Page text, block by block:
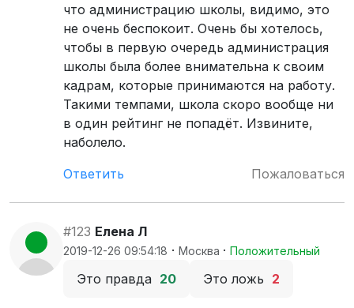
что администрацию школы, видимо, это
не очень беспокоит. Очень бы хотелось,
чтобы в первую очередь администрация
школы была более внимательна к своим
кадрам, которые принимаются на работу.
Такими темпами, школа скоро вообще ни
в один рейтинг не попадёт. Извините,
наболело.
Ответить
Пожаловаться
#123 Елена Л
2019-12-26 09:54:18 · Москва · Положительный
Это правда 20 Это ложь 2